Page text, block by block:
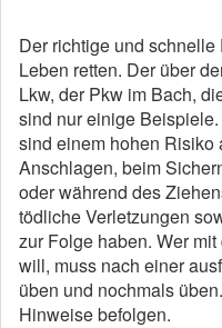
Der richtige und
Leben retten. Der über
Lkw, der Pkw im Bach,
sind nur einige
sind einem hohen Risiko
Anschlagen, beim
oder während des
tödliche Verletzungen
zur Folge haben. Wer
will, muss nach einer
üben und nochmals
Hinweise befolgen.